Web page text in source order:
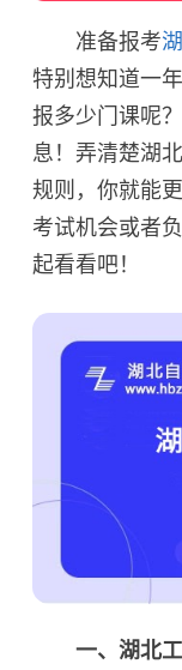
准备报考
特别想知道一
报多少门课呢
息！弄清楚湖
规则，你就能
考试机会或者
起看看吧！
一、湖北